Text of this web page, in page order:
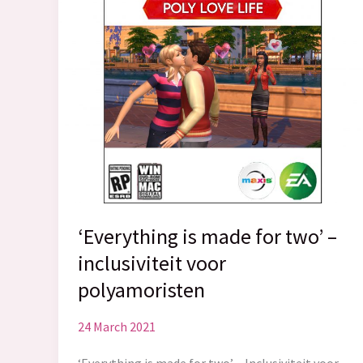
‘Everything is made for two’ –
inclusiviteit voor
polyamoristen
24 March 2021